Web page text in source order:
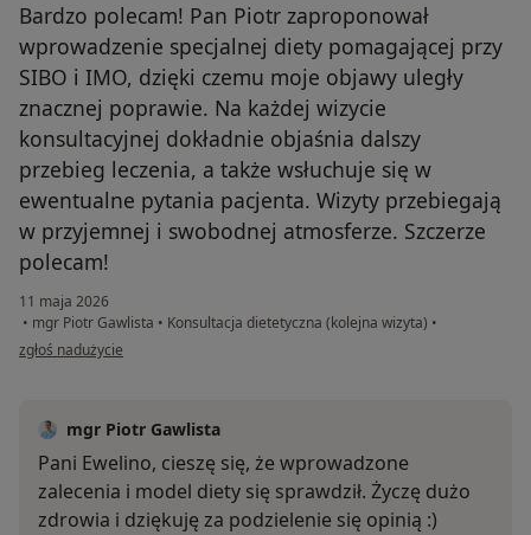
Bardzo polecam! Pan Piotr zaproponował
wprowadzenie specjalnej diety pomagającej przy
SIBO i IMO, dzięki czemu moje objawy uległy
znacznej poprawie. Na każdej wizycie
konsultacyjnej dokładnie objaśnia dalszy
przebieg leczenia, a także wsłuchuje się w
ewentualne pytania pacjenta. Wizyty przebiegają
w przyjemnej i swobodnej atmosferze. Szczerze
polecam!
11 maja 2026
• mgr Piotr Gawlista • Konsultacja dietetyczna (kolejna wizyta) •
w opinii użytkownika Ewelina
zgłoś nadużycie
mgr Piotr Gawlista
Pani Ewelino, cieszę się, że wprowadzone
zalecenia i model diety się sprawdził. Życzę dużo
zdrowia i dziękuję za podzielenie się opinią :)